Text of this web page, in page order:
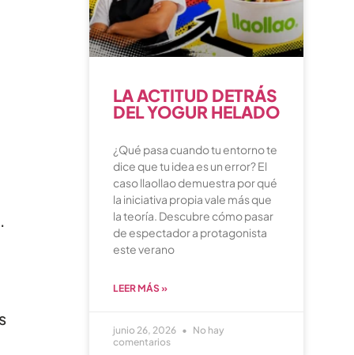
LA ACTITUD DETRÁS
DEL YOGUR HELADO
¿Qué pasa cuando tu entorno te
dice que tu idea es un error? El
caso llaollao demuestra por qué
la iniciativa propia vale más que
la teoría. Descubre cómo pasar
de espectador a protagonista
este verano
LEER MÁS »
junio 26, 2026
No hay
comentarios